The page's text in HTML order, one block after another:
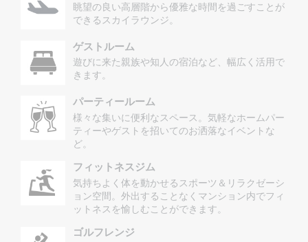
眺望の良い高層階から優雅な時間を過ごすことが
できるスカイラウンジ。
ゲストルーム
遊びに来た親族や知人の宿泊など、幅広く活用で
きます。
パーティールーム
様々な集いに便利なスペース。気軽なホームパー
ティーやゲストを招いてのお洒落なイベントな
ど。
フィットネスジム
気持ちよく体を動かせるスポーツ＆リラクゼーシ
ョン空間。外出することなくマンション内でフィ
ットネスを愉しむことができます。
ゴルフレンジ